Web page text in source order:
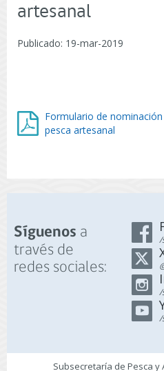
artesanal
Publicado: 19-mar-2019
Formulario de
pesca artesanal
Síguenos a
través de
redes sociales:
/
/
/
Subsecretaría de Pesca y